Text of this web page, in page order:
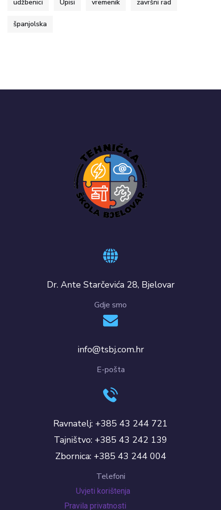
udžbenici Upisi vremenik završni rad
španjolska
Dr. Ante Starčevića 28, Bjelovar
Gdje smo
info@tsbj.com.hr
E-pošta
Ravnatelj: +385 43 244 721
Tajništvo: +385 43 242 139
Zbornica: +385 43 244 004
Telefoni
Uvjeti korištenja
Pravila privatnosti